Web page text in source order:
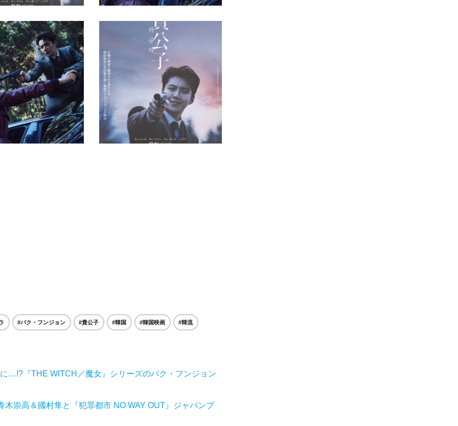
#パク・フンジョン #貴公子 #韓国 #韓国映画 #韓流
…!?『THE WITCH／魔女』シリーズのパク・フンジョン
崇高＆國村隼と『犯罪都市 NO WAY OUT』ジャパンプ